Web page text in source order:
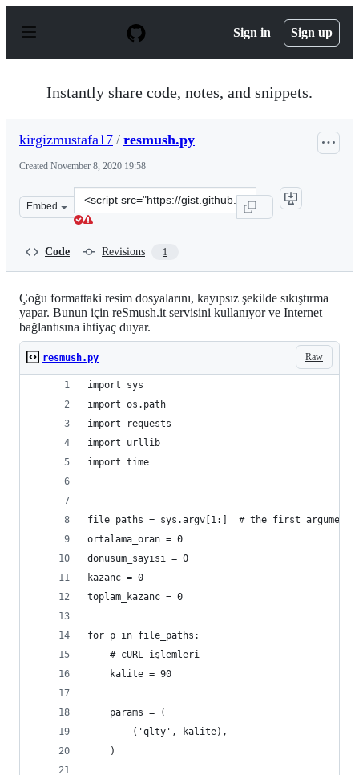
p
Sign in Sign up
Instantly share code, notes, and snippets.
kirgizmustafa17 / resmush.py
Created November 8, 2020 19:58
Embed
Clone
this
Code Revisions 1
Çoğu formattaki resim dosyalarını, kayıpsız şekilde sıkıştırma
yapar. Bunun için reSmush.it servisini kullanıyor ve Internet
bağlantısına ihtiyaç duyar.
Raw
resmush.py
import sys
import os.path
import requests
import urllib
import time
file_paths = sys.argv[1:]  # the first
ortalama_oran = 0
donusum_sayisi = 0
kazanc = 0
toplam_kazanc = 0
for p in file_paths:
    # cURL işlemleri
    kalite = 90
    params = (
        ('qlty', kalite),
    )